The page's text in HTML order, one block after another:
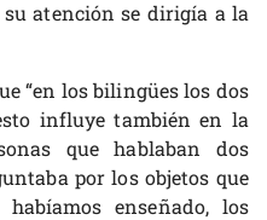
su atención se dirigía a la
“en los bilingües los dos
influye también en la
que hablaban dos
por los objetos que
enseñado, los